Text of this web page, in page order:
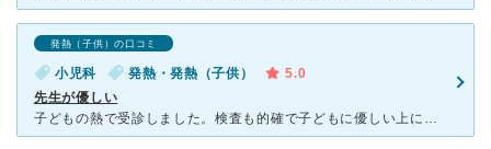
発熱（子供）の口コミ
小児科 発熱・発熱（子供）
5.0
先生が優しい
子どもの熱で受診しました。検査も的確で子どもに優しい上に、親への優しい言葉が、ほんとに救われます。子供の看病で疲れているであろう親への気遣いに、涙がでそうになりました。 人気があるので、携帯サイトか